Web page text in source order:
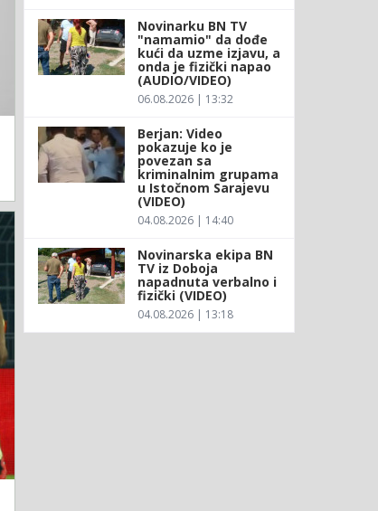
Novinarku BN TV
"namamio" da dođe
kući da uzme izjavu, a
onda je fizički napao
(AUDIO/VIDEO)
06.08.2026 | 13:32
Berjan: Video
pokazuje ko je
povezan sa
kriminalnim grupama
u Istočnom Sarajevu
(VIDEO)
04.08.2026 | 14:40
Novinarska ekipa BN
TV iz Doboja
napadnuta verbalno i
fizički (VIDEO)
04.08.2026 | 13:18